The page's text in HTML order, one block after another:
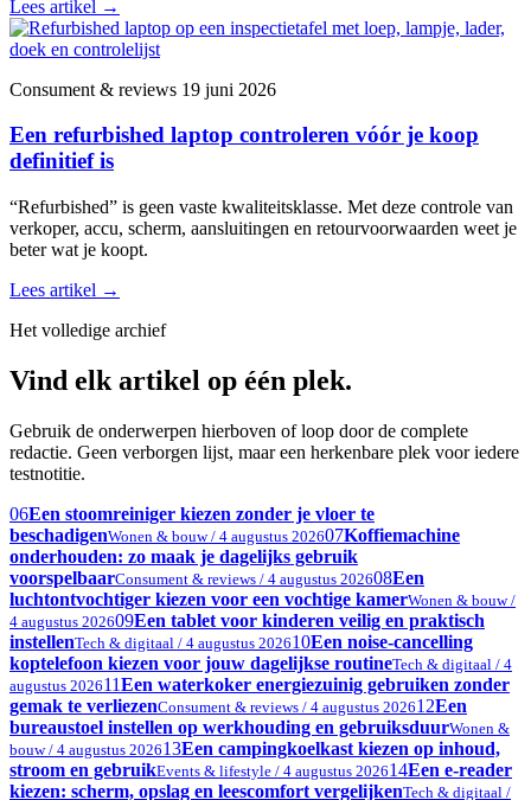
Lees artikel →
Consument & reviews 19 juni 2026
Een refurbished laptop controleren vóór je koop
definitief is
“Refurbished” is geen vaste kwaliteitsklasse. Met deze controle van
verkoper, accu, scherm, aansluitingen en retourvoorwaarden weet je
beter wat je koopt.
Lees artikel →
Het volledige archief
Vind elk artikel op één plek.
Gebruik de onderwerpen hierboven of loop door de complete
redactie. Geen verborgen lijst, maar een herkenbare plek voor iedere
testnotitie.
06Een stoomreiniger kiezen zonder je vloer te
beschadigenWonen & bouw / 4 augustus 202607Koffiemachine
onderhouden: zo maak je dagelijks gebruik
voorspelbaarConsument & reviews / 4 augustus 202608Een
luchtontvochtiger kiezen voor een vochtige kamerWonen & bouw /
4 augustus 202609Een tablet voor kinderen veilig en praktisch
instellenTech & digitaal / 4 augustus 202610Een noise-cancelling
koptelefoon kiezen voor jouw dagelijkse routineTech & digitaal / 4
augustus 202611Een waterkoker energiezuinig gebruiken zonder
gemak te verliezenConsument & reviews / 4 augustus 202612Een
bureaustoel instellen op werkhouding en gebruiksduurWonen &
bouw / 4 augustus 202613Een campingkoelkast kiezen op inhoud,
stroom en gebruikEvents & lifestyle / 4 augustus 202614Een e-reader
kiezen: scherm, opslag en leescomfort vergelijkenTech & digitaal /